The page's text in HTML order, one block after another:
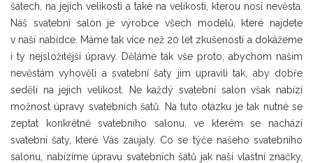
šatech, na jejich velikosti a také na velikosti, kterou nosí nevěsta.
Náš svatební salon je výrobce všech modelů, které najdete
v naší nabídce. Máme tak více než 20 let zkušeností a dokážeme
i ty nejsložitější úpravy. Děláme tak vše proto, abychom našim
nevěstám vyhověli a svatební šaty jim upravili tak, aby dobře
seděli na jejich velikost. Ne každý svatební salon však nabízí
možnost úpravy svatebních šatů. Na tuto otázku je tak nutné se
zeptat konkrétně svatebního salonu, ve kterém se nachází
svatební šaty, které Vás zaujaly. Co se týče našeho svatebního
salonu, nabízíme úpravu svatebních šatů jak naší vlastní značky,